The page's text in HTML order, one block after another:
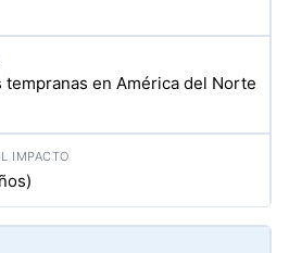
tempranas en América del Norte